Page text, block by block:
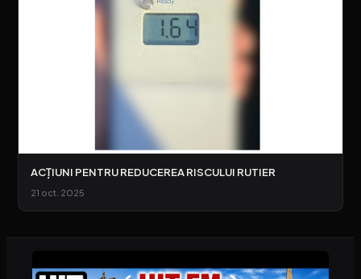
ACȚIUNI PENTRU REDUCEREA RISCULUI RUTIER
21 oct. 2025